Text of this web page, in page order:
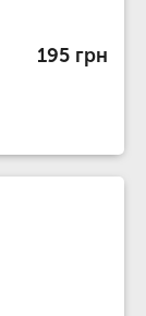
195 грн